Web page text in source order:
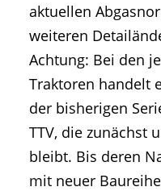
aktuellen
weiteren
Achtung: Bei den
Traktoren handelt
der bisherigen
TTV, die zunächst
bleibt. Bis deren
mit neuer